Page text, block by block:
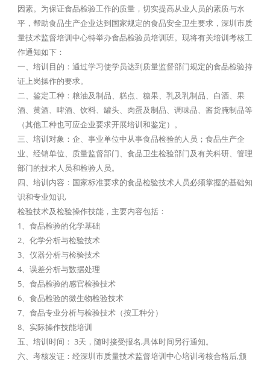
因素。为保证食品检验工作的质量，切实提高从业人员的素质与水
平，帮助食品生产企业达到国家规定的食品安全卫生要求，深圳市质
量技术监督培训中心特举办食品检验员培训班。现将有关培训考核工
作通知如下：
一、培训目的：通过学习使学员达到质量监督部门规定的食品检验持
证上岗操作的要求。
二、鉴定工种：粮油及制品、糕点、糖果、乳及乳制品、白酒、果
酒、黄酒、啤酒、饮料、罐头、肉蛋及制品、调味品、酱货腌制品等
（其他工种也可应企业要求开展培训和鉴定）。
三、培训对象：企、事业单位中从事食品检验的人员；食品生产企
业、经销单位、质量监督部门、食品卫生检验部门及有关科研、管理
部门的技术人员和检验人员。
四、培训内容：国家标准要求的食品检验技术人员必须掌握的基础知
识和专业知识,
检验技术及检验操作技能，主要内容包括：
1、食品检验的化学基础
2、化学分析与检验技术
3、仪器分析与检验技术
4、误差分析与数据处理
5、食品检验的感官检验技术
6、食品检验的微生物检验技术
7、食品专业分析与检验技术（按工种分）
8、实际操作技能培训
五、培训时间： 3天，随时接受报名,具体时间另行通知。
六、考核发证：经深圳市质量技术监督培训中心培训考核合格后,颁